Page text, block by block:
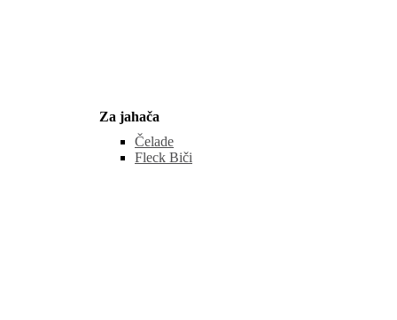
Za jahača
Čelade
Fleck Biči